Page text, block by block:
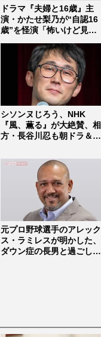
ドラマ『夫婦と16歳』主
演・かたせ梨乃が“自認16
歳”を怪演「怖いけど見た
シソンヌじろう、NHK
『風、薫る』が大絶賛、相
方・長谷川忍も朝ドラ＆
元プロ野球選手のアレック
ス・ラミレスが明かした、
ダウン症の長男と過ごした